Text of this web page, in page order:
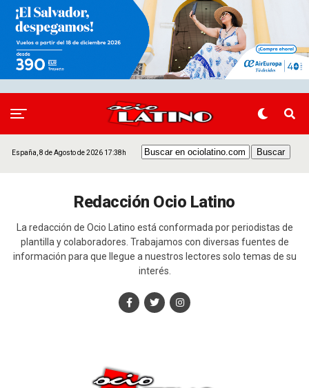
España, 8 de Agosto de 2026 17:38h
Redacción Ocio Latino
La redacción de Ocio Latino está conformada por periodistas de
plantilla y colaboradores. Trabajamos con diversas fuentes de
información para que llegue a nuestros lectores solo temas de su
interés.